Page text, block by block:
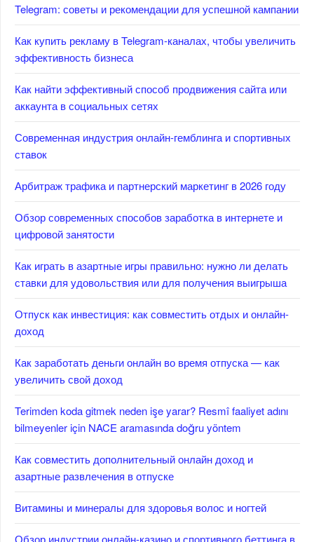
Telegram: советы и рекомендации для успешной кампании
Как купить рекламу в Telegram-каналах, чтобы увеличить
эффективность бизнеса
Как найти эффективный способ продвижения сайта или
аккаунта в социальных сетях
Современная индустрия онлайн-гемблинга и спортивных
ставок
Арбитраж трафика и партнерский маркетинг в 2026 году
Обзор современных способов заработка в интернете и
цифровой занятости
Как играть в азартные игры правильно: нужно ли делать
ставки для удовольствия или для получения выигрыша
Отпуск как инвестиция: как совместить отдых и онлайн-
доход
Как заработать деньги онлайн во время отпуска — как
увеличить свой доход
Terimden koda gitmek neden işe yarar? Resmî faaliyet adını
bilmeyenler için NACE aramasında doğru yöntem
Как совместить дополнительный онлайн доход и
азартные развлечения в отпуске
Витамины и минералы для здоровья волос и ногтей
Обзор индустрии онлайн-казино и спортивного беттинга в